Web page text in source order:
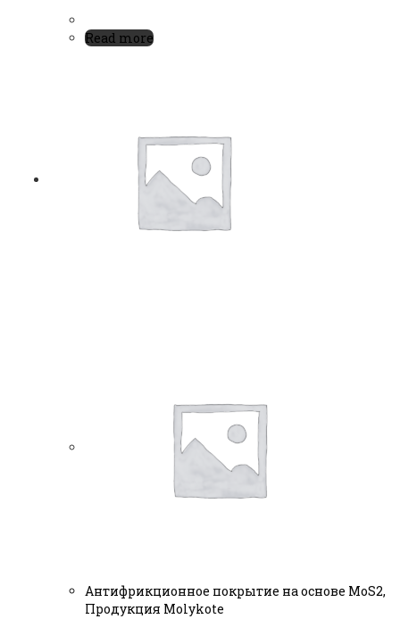
Read more
Антифрикционное покрытие на основе MoS2,
Продукция Molykote